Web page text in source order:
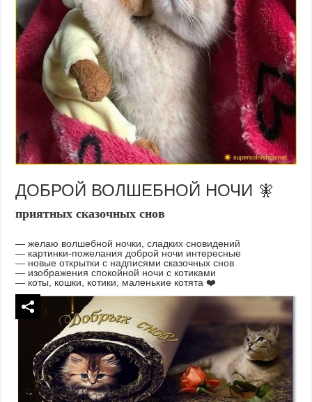
ДОБРОЙ ВОЛШЕБНОЙ НОЧИ 🧚
приятных сказочных снов
— желаю волшебной ночки, сладких сновидений
— картинки-пожелания доброй ночи интересные
— новые открытки с надписями сказочных снов
— изображения спокойной ночи с котиками
— коты, кошки, котики, маленькие котята ❤️